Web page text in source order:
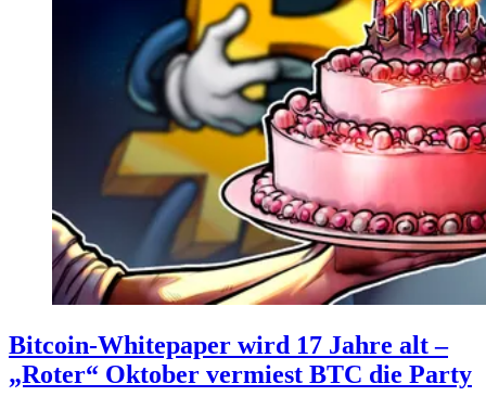
Bitcoin-Whitepaper wird 17 Jahre alt –
„Roter“ Oktober vermiest BTC die Party